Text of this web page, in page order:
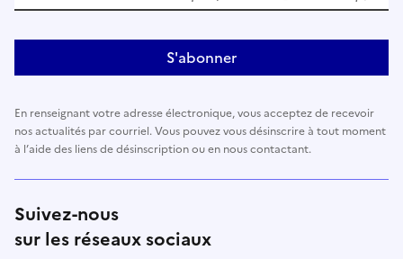
S'abonner
En renseignant votre adresse électronique, vous acceptez de recevoir
nos actualités par courriel. Vous pouvez vous désinscrire à tout moment
à l’aide des liens de désinscription ou en nous contactant.
Suivez-nous
sur les réseaux sociaux